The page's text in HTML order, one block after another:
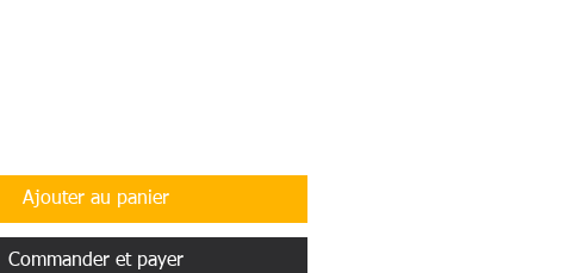
Ajouter au panier
Commander et payer